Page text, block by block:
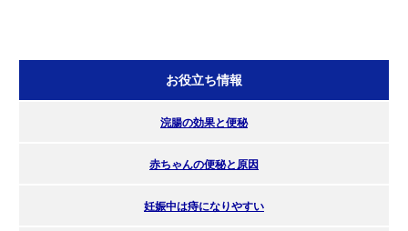
お役立ち情報
浣腸の効果と便秘
赤ちゃんの便秘と原因
妊娠中は痔になりやすい